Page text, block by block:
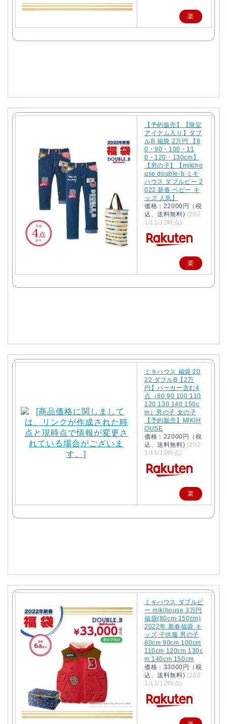
楽
天
【予約販売】【限定
アイテム入り】ダブ
ルB 福袋 2万円 【8
0・90・100・11
0・120・130cm】
【男の子】【mikiho
use double-b ミキ
ハウス ダブルビー 2
022 新春 ベビー キ
ッズ 人気】
価格：22000円（税
込、送料無料) (202
1/11/12時点)
楽
天
ミキハウス 福袋 20
22 ダブルB【2万
円】パーカー含む4
点（80 90 100 110
120 130 140 150c
m）男の子 女の子
【予約販売】MIKIH
OUSE
価格：22000円（税
込、送料無料) (202
1/11/12時点)
楽
天
ミキハウス ダブルビ
ー mikihouse 3万円
福袋(80cm-150cm)
2022年 新春福袋 キ
ッズ 子供服 男の子
80cm 90cm 100cm
110cm 120cm 130c
m 140cm 150cm
価格：33000円（税
込、送料無料) (202
1/11/12時点)